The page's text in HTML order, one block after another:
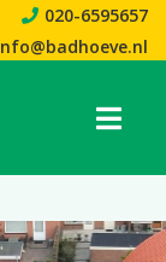
020-6595657